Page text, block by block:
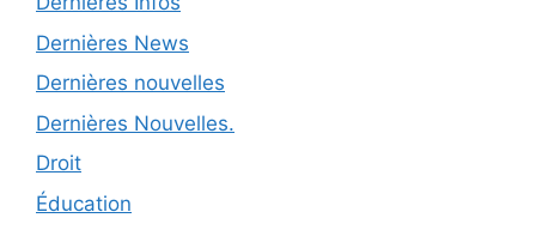
Dernières News
Dernières nouvelles
Dernières Nouvelles.
Droit
Éducation